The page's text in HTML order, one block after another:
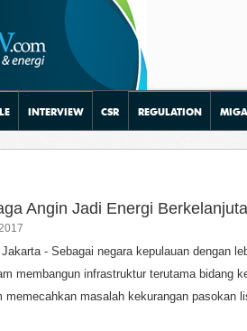
INTERVIEW CSR REGULATION
Angin Jadi Energi
- Sebagai negara kepulauan dengan
membangun infrastruktur terutama bidang
memecahkan masalah kekurangan